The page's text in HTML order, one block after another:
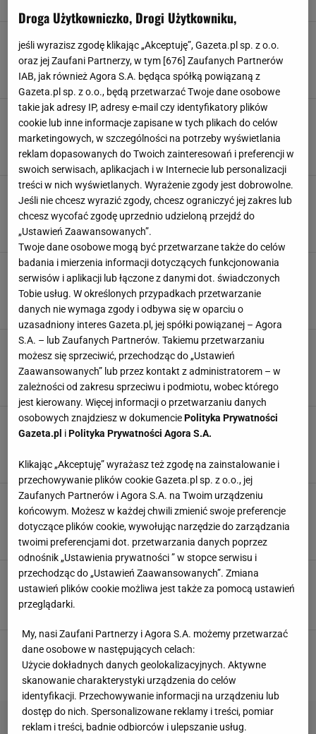
Taylor Swift "agentką" Joe Bidena. Aż 1 na 5
Amerykanów wierzy, że artystka wypełnia tajną
misję
JOE BIDEN POLITYKA TAYLOR SWIFT USA
Michał Bajor atakuje Taylor Swift. Tak
zachowała się wobec Celine Dion. "Kompletnie
bez szacunku"
GRAMMY MICHAŁ BAJOR NEWS TAYLOR SWIFT
Taylor Swift jest już miliarderką. Ile wynosi
majątek artystki? Zarabia na niej nawet liga
NFL
GWIAZDY NEWS PIENIĄDZE
Kaja Godek atakuje Taylor Swift. Padły ostre
zarzuty. "Najlepiej to usuń i już się nie
pogrążaj"
AFERA GWIAZDY KAJA GODEK NEWS
Zrezygnowała z bycia druhną na ślubie
przyjaciółki. Powód zdumiewa. "Wiesz, że
kocham Taylor"
KONCERT NEWS PRZYJACIELE TAYLOR SWIFT
Plejada gwiazd wystąpi w tym roku w Polsce.
Ed Sheeran, Metallica i Taylor Swift to dopiero
ARTYŚCI ED SHEERAN GWIAZDY KONCERTY
Taylor Swift jest cierniem w oku pewnego
rockmana. Twórczość artystki uważa za
"bzdurną"
NEWS TAYLOR SWIFT TED NUGENT TWÓRCZOŚĆ
Taylor Swift może pobić historyczny rekord. Do
tej pory udało się to tylko Elvisowi Presleyowi
2 3 4 NASTĘPNA
Droga Użytkowniczko, Drogi Użytkowniku,
jeśli wyrazisz zgodę klikając „Akceptuję”, Gazeta.pl sp. z o.o.
oraz jej Zaufani Partnerzy, w tym [ 676 ] Zaufanych Partnerów
IAB, jak również Agora S.A. będąca spółką powiązaną z
Gazeta.pl sp. z o.o., będą przetwarzać Twoje dane osobowe
takie jak adresy IP, adresy e-mail czy identyfikatory plików
cookie lub inne informacje zapisane w tych plikach do celów
marketingowych, w szczególności na potrzeby wyświetlania
reklam dopasowanych do Twoich zainteresowań i preferencji w
swoich serwisach, aplikacjach i w Internecie lub personalizacji
treści w nich wyświetlanych. Wyrażenie zgody jest dobrowolne.
Jeśli nie chcesz wyrazić zgody, chcesz ograniczyć jej zakres lub
chcesz wycofać zgodę uprzednio udzieloną przejdź do
„Ustawień Zaawansowanych”.
Twoje dane osobowe mogą być przetwarzane także do celów
badania i mierzenia informacji dotyczących funkcjonowania
serwisów i aplikacji lub łączone z danymi dot. świadczonych
Tobie usług. W określonych przypadkach przetwarzanie
danych nie wymaga zgody i odbywa się w oparciu o
uzasadniony interes Gazeta.pl, jej spółki powiązanej – Agora
S.A. – lub Zaufanych Partnerów. Takiemu przetwarzaniu
możesz się sprzeciwić, przechodząc do „Ustawień
Zaawansowanych” lub przez kontakt z administratorem – w
zależności od zakresu sprzeciwu i podmiotu, wobec którego
jest kierowany. Więcej informacji o przetwarzaniu danych
osobowych znajdziesz w dokumencie Polityka Prywatności
Gazeta.pl i Polityka Prywatności Agora S.A.
Klikając „Akceptuję” wyrażasz też zgodę na zainstalowanie i
przechowywanie plików cookie Gazeta.pl sp. z o.o., jej
Zaufanych Partnerów i Agora S.A. na Twoim urządzeniu
końcowym. Możesz w każdej chwili zmienić swoje preferencje
dotyczące plików cookie, wywołując narzędzie do zarządzania
twoimi preferencjami dot. przetwarzania danych poprzez
odnośnik „Ustawienia prywatności ” w stopce serwisu i
przechodząc do „Ustawień Zaawansowanych”. Zmiana
ustawień plików cookie możliwa jest także za pomocą ustawień
przeglądarki.
My, nasi Zaufani Partnerzy i Agora S.A. możemy przetwarzać
dane osobowe w następujących celach:
Użycie dokładnych danych geolokalizacyjnych. Aktywne
skanowanie charakterystyki urządzenia do celów
identyfikacji. Przechowywanie informacji na urządzeniu lub
dostęp do nich. Spersonalizowane reklamy i treści, pomiar
reklam i treści, badnie odbiorców i ulepszanie usług.